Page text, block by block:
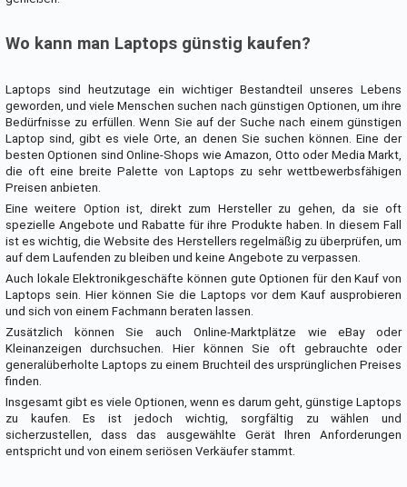
Wo kann man Laptops günstig kaufen?
Laptops sind heutzutage ein wichtiger Bestandteil unseres Lebens
geworden, und viele Menschen suchen nach günstigen Optionen, um ihre
Bedürfnisse zu erfüllen. Wenn Sie auf der Suche nach einem günstigen
Laptop sind, gibt es viele Orte, an denen Sie suchen können. Eine der
besten Optionen sind Online-Shops wie Amazon, Otto oder Media Markt,
die oft eine breite Palette von Laptops zu sehr wettbewerbsfähigen
Preisen anbieten.
Eine weitere Option ist, direkt zum Hersteller zu gehen, da sie oft
spezielle Angebote und Rabatte für ihre Produkte haben. In diesem Fall
ist es wichtig, die Website des Herstellers regelmäßig zu überprüfen, um
auf dem Laufenden zu bleiben und keine Angebote zu verpassen.
Auch lokale Elektronikgeschäfte können gute Optionen für den Kauf von
Laptops sein. Hier können Sie die Laptops vor dem Kauf ausprobieren
und sich von einem Fachmann beraten lassen.
Zusätzlich können Sie auch Online-Marktplätze wie eBay oder
Kleinanzeigen durchsuchen. Hier können Sie oft gebrauchte oder
generalüberholte Laptops zu einem Bruchteil des ursprünglichen Preises
finden.
Insgesamt gibt es viele Optionen, wenn es darum geht, günstige Laptops
zu kaufen. Es ist jedoch wichtig, sorgfältig zu wählen und
sicherzustellen, dass das ausgewählte Gerät Ihren Anforderungen
entspricht und von einem seriösen Verkäufer stammt.